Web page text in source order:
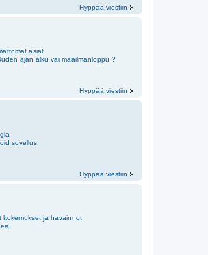
Hyppää viestiin
asiat
ajan alku vai maailmanloppu ?
Hyppää viestiin
sovellus
Hyppää viestiin
kokemukset ja havainnot